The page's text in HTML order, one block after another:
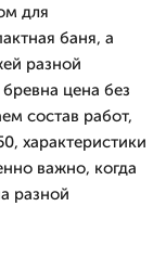
для
баня, а
разной
цена без
состав работ,
характеристики
важно, когда
разной